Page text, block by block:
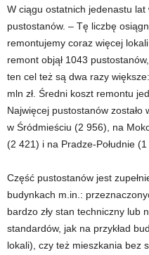
W ciągu ostatnich jedenastu
pustostanów. – Tę liczbę
remontujemy coraz więcej
remont objął 1043
ten cel też są dwa razy
mln zł. Średni koszt remontu
Najwięcej pustostanów
w Śródmieściu (2 956), na
(2 421) i na Pradze-Południe
Część pustostanów jest
budynkach m.in.:
bardzo zły stan techniczny lub
standardów, jak na przykład
lokali), czy też mieszkania bez